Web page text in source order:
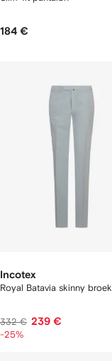
184 €
Incotex
Royal Batavia skinny broek
332 € 239 €
-25%